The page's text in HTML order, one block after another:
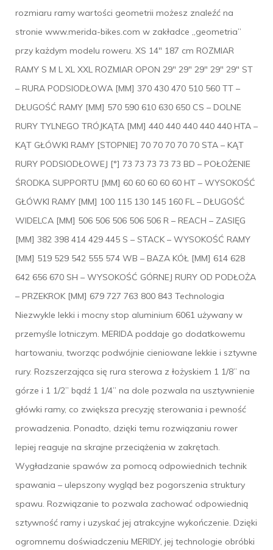
rozmiaru ramy wartości geometrii możesz znaleźć na
stronie www.merida-bikes.com w zakładce „geometria”
przy każdym modelu roweru. XS 14″ 187 cm ROZMIAR
RAMY S M L XL XXL ROZMIAR OPON 29″ 29″ 29″ 29″ 29″ ST
– RURA PODSIODŁOWA [MM] 370 430 470 510 560 TT –
DŁUGOŚĆ RAMY [MM] 570 590 610 630 650 CS – DOLNE
RURY TYLNEGO TRÓJKĄTA [MM] 440 440 440 440 440 HTA –
KĄT GŁÓWKI RAMY [STOPNIE] 70 70 70 70 70 STA – KĄT
RURY PODSIODŁOWEJ [°] 73 73 73 73 73 BD – POŁOŻENIE
ŚRODKA SUPPORTU [MM] 60 60 60 60 60 HT – WYSOKOŚĆ
GŁÓWKI RAMY [MM] 100 115 130 145 160 FL – DŁUGOŚĆ
WIDELCA [MM] 506 506 506 506 506 R – REACH – ZASIĘG
[MM] 382 398 414 429 445 S – STACK – WYSOKOŚĆ RAMY
[MM] 519 529 542 555 574 WB – BAZA KÓŁ [MM] 614 628
642 656 670 SH – WYSOKOŚĆ GÓRNEJ RURY OD PODŁOŻA
– PRZEKROK [MM] 679 727 763 800 843 Technologia
Niezwykle lekki i mocny stop aluminium 6061 używany w
przemyśle lotniczym. MERIDA poddaje go dodatkowemu
hartowaniu, tworząc podwójnie cieniowane lekkie i sztywne
rury. Rozszerzająca się rura sterowa z łożyskiem 1 1/8” na
górze i 1 1/2” bądź 1 1/4” na dole pozwala na usztywnienie
główki ramy, co zwiększa precyzję sterowania i pewność
prowadzenia. Ponadto, dzięki temu rozwiązaniu rower
lepiej reaguje na skrajne przeciążenia w zakrętach.
Wygładzanie spawów za pomocą odpowiednich technik
spawania – ulepszony wygląd bez pogorszenia struktury
spawu. Rozwiązanie to pozwala zachować odpowiednią
sztywność ramy i uzyskać jej atrakcyjne wykończenie. Dzięki
ogromnemu doświadczeniu MERIDY, jej technologie obróbki